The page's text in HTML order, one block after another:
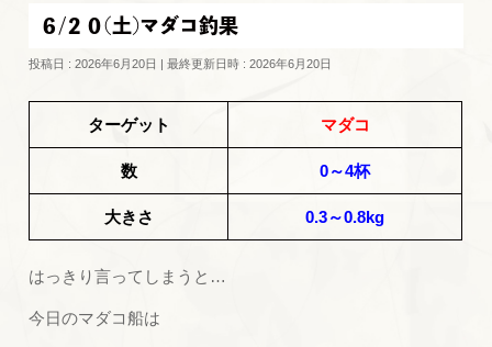
６/２０(土)マダコ釣果
投稿日 : 2026年6月20日 最終更新日時 : 2026年6月20日
ターゲット マダコ
数 0～4杯
大きさ 0.3～0.8kg
はっきり言ってしまうと…
今日のマダコ船は